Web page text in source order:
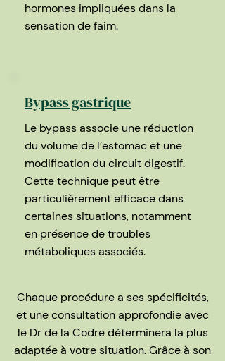
hormones impliquées dans la
sensation de faim.
Bypass gastrique
Le bypass associe une réduction
du volume de l’estomac et une
modification du circuit digestif.
Cette technique peut être
particulièrement efficace dans
certaines situations, notamment
en présence de troubles
métaboliques associés.
Chaque procédure a ses spécificités,
et une consultation approfondie avec
le Dr de la Codre déterminera la plus
adaptée à votre situation. Grâce à son